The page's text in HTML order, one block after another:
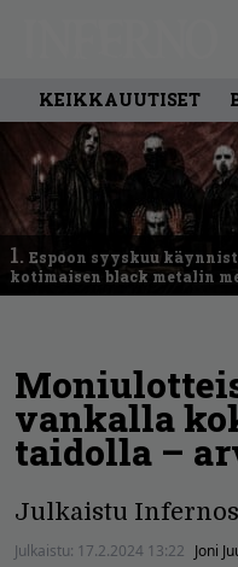
KEIKKAUUTISET
1. Espoon syyskuu
kotimaisen black metalin
vankalla
taidolla –
Julkaistu
Julkaistu: 17.2.2024 13:22 Joni